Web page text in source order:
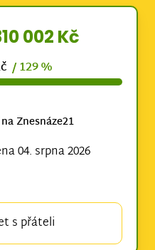
002 Kč
/ 129 %
Znesnáze21
04. srpna 2026
s přáteli